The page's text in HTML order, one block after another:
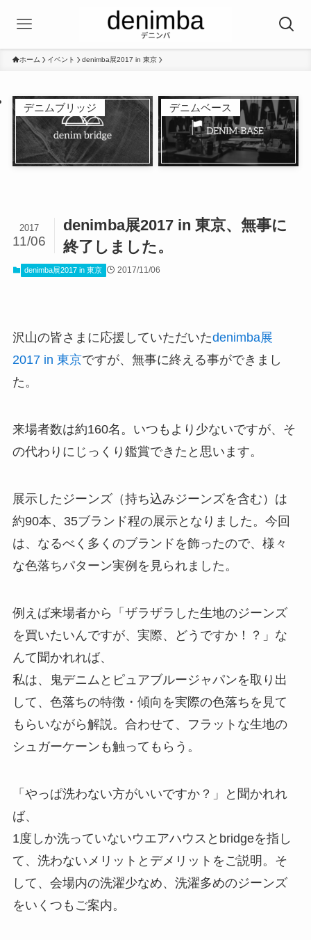
ホーム イベント denimba展2017 in 東京
デニムブリッジ デニムベース
denimba展2017 in 東京、無事に
終了しました。
2017
11/06
denimba展2017 in 東京 2017/11/06
沢山の皆さまに応援していただいたdenimba展
2017 in 東京ですが、無事に終える事ができまし
た。
来場者数は約160名。いつもより少ないですが、そ
の代わりにじっくり鑑賞できたと思います。
展示したジーンズ（持ち込みジーンズを含む）は
約90本、35ブランド程の展示となりました。今回
は、なるべく多くのブランドを飾ったので、様々
な色落ちパターン実例を見られました。
例えば来場者から「ザラザラした生地のジーンズ
を買いたいんですが、実際、どうですか！？」な
んて聞かれれば、
私は、鬼デニムとピュアブルージャパンを取り出
して、色落ちの特徴・傾向を実際の色落ちを見て
もらいながら解説。合わせて、フラットな生地の
シュガーケーンも触ってもらう。
「やっぱ洗わない方がいいですか？」と聞かれれ
ば、
1度しか洗っていないウエアハウスとbridgeを指し
て、洗わないメリットとデメリットをご説明。そ
して、会場内の洗濯少なめ、洗濯多めのジーンズ
をいくつもご案内。